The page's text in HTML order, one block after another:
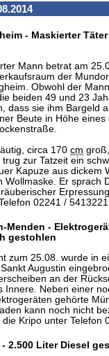
- Maskierter
Mann betrat am
der
Obwohl der
beiden 49 und 23
dass sie ihm Bargeld
Beute in Höhe
circa 170 cm
zur Tatzeit ein
Kapuze aus dickem
Wollmaske. Er sprach
02241 /
Menden -
gestohlen
zum 25.08. wurde in
Augustin
an der
Innere. Neben einer
gehörte
kann noch nicht
die Kripo unter Telefon
2.500 Liter Diesel